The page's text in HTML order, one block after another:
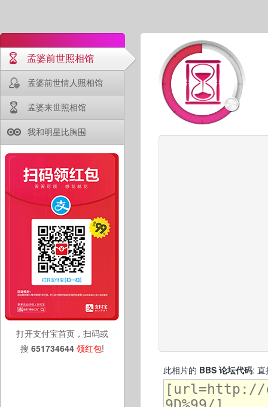
孟婆前世照相馆
孟婆前世情人照相馆
孟婆来世照相馆
我和明星比胸围
打开支付宝首页，扫码或
搜 651734644 领红包!
此相片的 BBS 论坛代码: 直